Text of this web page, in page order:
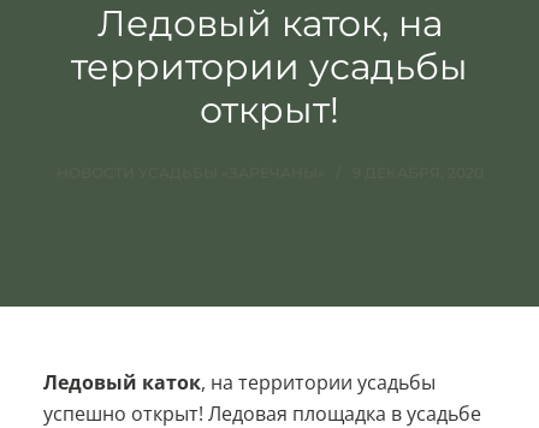
Ледовый каток, на
территории усадьбы
открыт!
Ледовый каток, на территории усадьбы
успешно открыт! Ледовая площадка в усадьбе